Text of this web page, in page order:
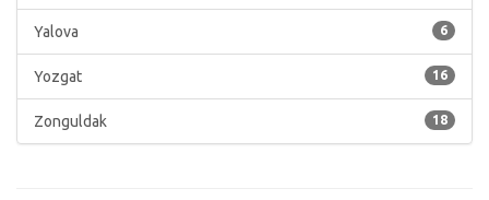
6
Yalova
16
Yozgat
18
Zonguldak